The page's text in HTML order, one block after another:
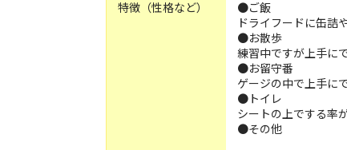
特徴（性格など）
●ご飯
ドライフードに缶詰
●お散歩
練習中ですが上手に
●お留守番
ゲージの中で上手に
●トイレ
シートの上でする率
●その他